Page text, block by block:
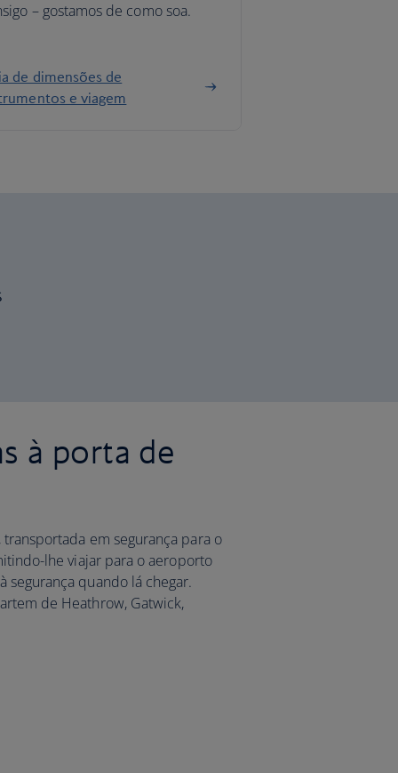
– gostamos de como soa.
de dimensões de
e viagem
à porta de
em segurança para o
lhe viajar para o aeroporto
quando lá chegar.
de Heathrow, Gatwick,